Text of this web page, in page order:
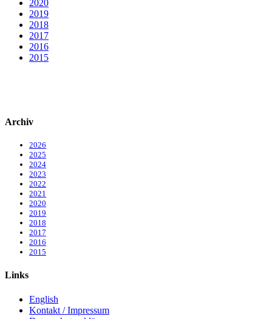
2020
2019
2018
2017
2016
2015
Archiv
2026
2025
2024
2023
2022
2021
2020
2019
2018
2017
2016
2015
Links
English
Kontakt / Impressum